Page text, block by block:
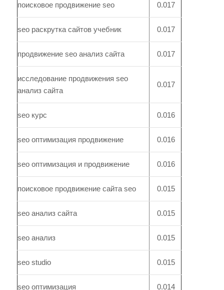
поисковое продвижение seo 0.017
seo раскрутка сайтов учебник 0.017
продвижение seo анализ сайта 0.017
исследование продвижения seo
анализ сайта
0.017
seo курс 0.016
seo оптимизация продвижение 0.016
seo оптимизация и продвижение 0.016
поисковое продвижение сайта seo 0.015
seo анализ сайта 0.015
seo анализ 0.015
seo studio 0.015
seo оптимизация 0.014